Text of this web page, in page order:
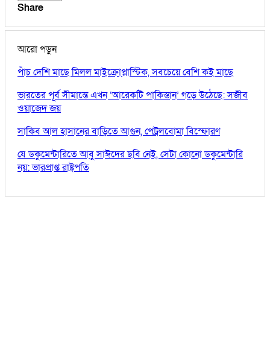
Share
আরো পড়ুন
পাঁচ দেশি মাছে মিলল মাইক্রোপ্লাস্টিক, সবচেয়ে বেশি কই মাছে
ভারতের পূর্ব সীমান্তে এখন ‘আরেকটি পাকিস্তান’ গড়ে উঠেছে: সজীব
ওয়াজেদ জয়
সাকিব আল হাসানের বাড়িতে আগুন, পেট্রলবোমা বিস্ফোরণ
যে ডকুমেন্টারিতে আবু সাঈদের ছবি নেই, সেটা কোনো ডকুমেন্টারি
নয়: ভারপ্রাপ্ত রাষ্ট্রপতি